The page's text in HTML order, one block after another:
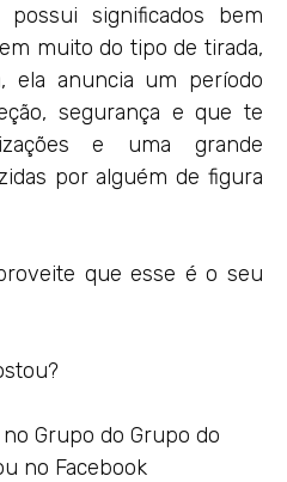
significados bem
muito do tipo de tirada,
ela anuncia um período
segurança e que te
e uma grande
por alguém de figura
que esse é o seu
Grupo do Grupo do
no Facebook